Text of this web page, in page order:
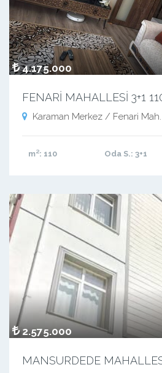
4.175.000
Karaman Merkez / Fenari Mah.
m²: 110 Oda S.: 3+1
2.575.000